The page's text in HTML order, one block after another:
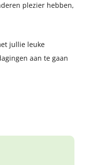
plezier hebben,
jullie leuke
aan te gaan